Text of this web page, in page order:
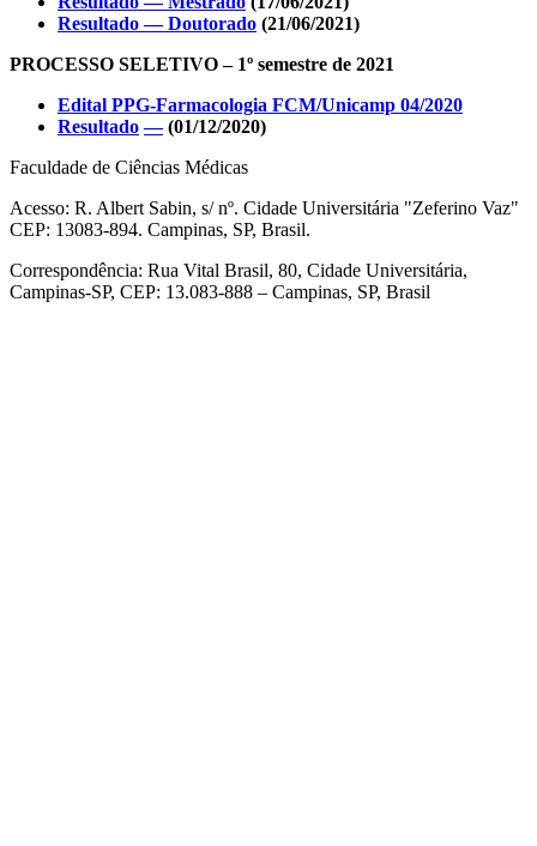
Resultado — Doutorado (21/06/2021)
PROCESSO SELETIVO – 1º semestre de 2021
Edital PPG-Farmacologia FCM/Unicamp 04/2020
Resultado — (01/12/2020)
Faculdade de Ciências Médicas
Acesso: R. Albert Sabin, s/ nº. Cidade Universitária "Zeferino Vaz"
CEP: 13083-894. Campinas, SP, Brasil.
Correspondência: Rua Vital Brasil, 80, Cidade Universitária,
Campinas-SP, CEP: 13.083-888 – Campinas, SP, Brasil